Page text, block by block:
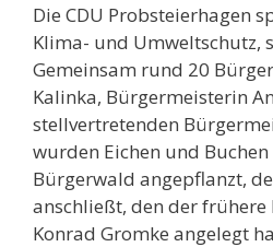
Die CDU Probsteierhagen
Klima- und Umweltschutz,
Gemeinsam rund 20
Kalinka, Bürgermeisterin
stellvertretenden
wurden Eichen und
Bürgerwald angepflanzt,
anschließt, den der
Konrad Gromke angelegt